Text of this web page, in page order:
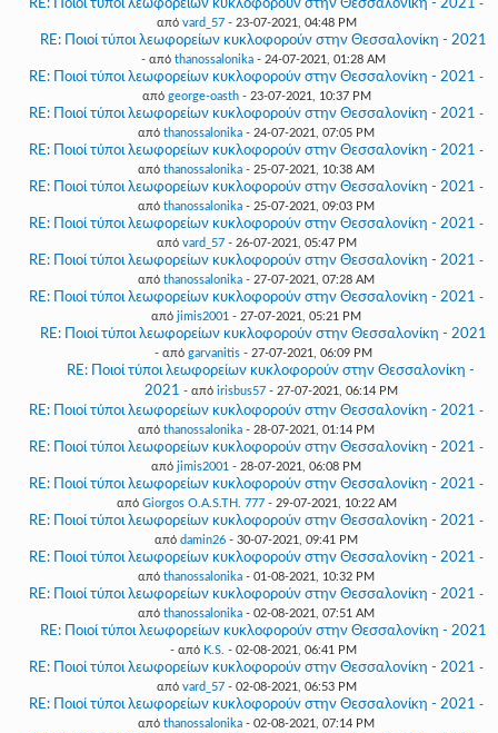
RE: Ποιοί τύποι λεωφορείων κυκλοφορούν στην Θεσσαλονίκη - 2021 -
από vard_57- 23-07-2021, 04:48 PM
RE: Ποιοί τύποι λεωφορείων κυκλοφορούν στην Θεσσαλονίκη - 2021
- από thanossalonika - 24-07-2021, 01:28 AM
RE: Ποιοί τύποι λεωφορείων κυκλοφορούν στην Θεσσαλονίκη - 2021 -
από george-oasth- 23-07-2021, 10:37 PM
RE: Ποιοί τύποι λεωφορείων κυκλοφορούν στην Θεσσαλονίκη - 2021 -
από thanossalonika - 24-07-2021, 07:05 PM
RE: Ποιοί τύποι λεωφορείων κυκλοφορούν στην Θεσσαλονίκη - 2021 -
από thanossalonika - 25-07-2021, 10:38 AM
RE: Ποιοί τύποι λεωφορείων κυκλοφορούν στην Θεσσαλονίκη - 2021 -
από thanossalonika - 25-07-2021, 09:03 PM
RE: Ποιοί τύποι λεωφορείων κυκλοφορούν στην Θεσσαλονίκη - 2021 -
από vard_57- 26-07-2021, 05:47 PM
RE: Ποιοί τύποι λεωφορείων κυκλοφορούν στην Θεσσαλονίκη - 2021 -
από thanossalonika - 27-07-2021, 07:28 AM
RE: Ποιοί τύποι λεωφορείων κυκλοφορούν στην Θεσσαλονίκη - 2021 -
από jimis2001 - 27-07-2021, 05:21 PM
RE: Ποιοί τύποι λεωφορείων κυκλοφορούν στην Θεσσαλονίκη - 2021
- από garvanitis - 27-07-2021, 06:09 PM
RE: Ποιοί τύποι λεωφορείων κυκλοφορούν στην Θεσσαλονίκη -
2021 - από irisbus57- 27-07-2021, 06:14 PM
RE: Ποιοί τύποι λεωφορείων κυκλοφορούν στην Θεσσαλονίκη - 2021 -
από thanossalonika - 28-07-2021, 01:14 PM
RE: Ποιοί τύποι λεωφορείων κυκλοφορούν στην Θεσσαλονίκη - 2021 -
από jimis2001 - 28-07-2021, 06:08 PM
RE: Ποιοί τύποι λεωφορείων κυκλοφορούν στην Θεσσαλονίκη - 2021 -
από Giorgos O.A.S.TH. 777- 29-07-2021, 10:22 AM
RE: Ποιοί τύποι λεωφορείων κυκλοφορούν στην Θεσσαλονίκη - 2021 -
από damin26 - 30-07-2021, 09:41 PM
RE: Ποιοί τύποι λεωφορείων κυκλοφορούν στην Θεσσαλονίκη - 2021 -
από thanossalonika - 01-08-2021, 10:32 PM
RE: Ποιοί τύποι λεωφορείων κυκλοφορούν στην Θεσσαλονίκη - 2021 -
από thanossalonika - 02-08-2021, 07:51 AM
RE: Ποιοί τύποι λεωφορείων κυκλοφορούν στην Θεσσαλονίκη - 2021
- από K.S. - 02-08-2021, 06:41 PM
RE: Ποιοί τύποι λεωφορείων κυκλοφορούν στην Θεσσαλονίκη - 2021 -
από vard_57- 02-08-2021, 06:53 PM
RE: Ποιοί τύποι λεωφορείων κυκλοφορούν στην Θεσσαλονίκη - 2021 -
από thanossalonika - 02-08-2021, 07:14 PM